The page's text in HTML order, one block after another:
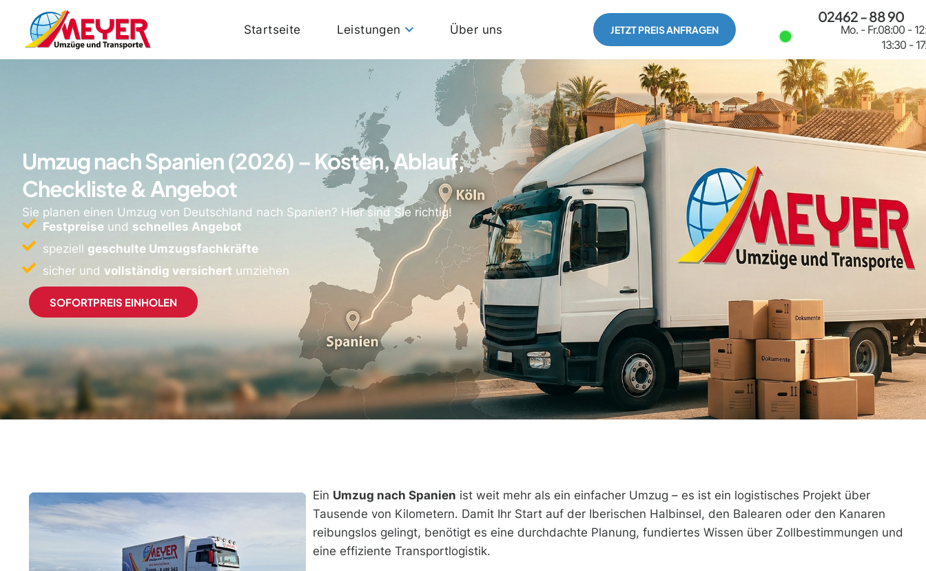
Startseite Leistungen Über uns JETZT PREIS ANFRAGEN
02462 - 88 90
Mo. - Fr.08:00 -
13:30 -
Umzug nach Spanien (2026) – Kosten, Ablauf,
Checkliste & Angebot
Sie planen einen Umzug von Deutschland nach Spanien? Hier sind Sie richtig!
Festpreise und schnelles Angebot
speziell geschulte Umzugsfachkräfte
sicher und vollständig versichert umziehen
SOFORTPREIS EINHOLEN
Ein Umzug nach Spanien ist weit mehr als ein einfacher Umzug – es ist ein logistisches Projekt über
Tausende von Kilometern. Damit Ihr Start auf der Iberischen Halbinsel, den Balearen oder den Kanaren
reibungslos gelingt, benötigt es eine durchdachte Planung, fundiertes Wissen über Zollbestimmungen und
eine effiziente Transportlogistik.